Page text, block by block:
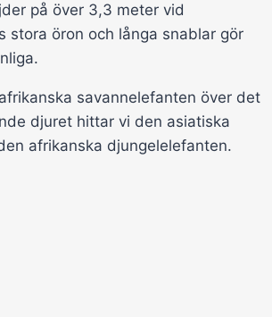
på över 3,3 meter vid
stora öron och långa snablar gör
savannelefanten över det
djuret hittar vi den asiatiska
afrikanska djungelelefanten.